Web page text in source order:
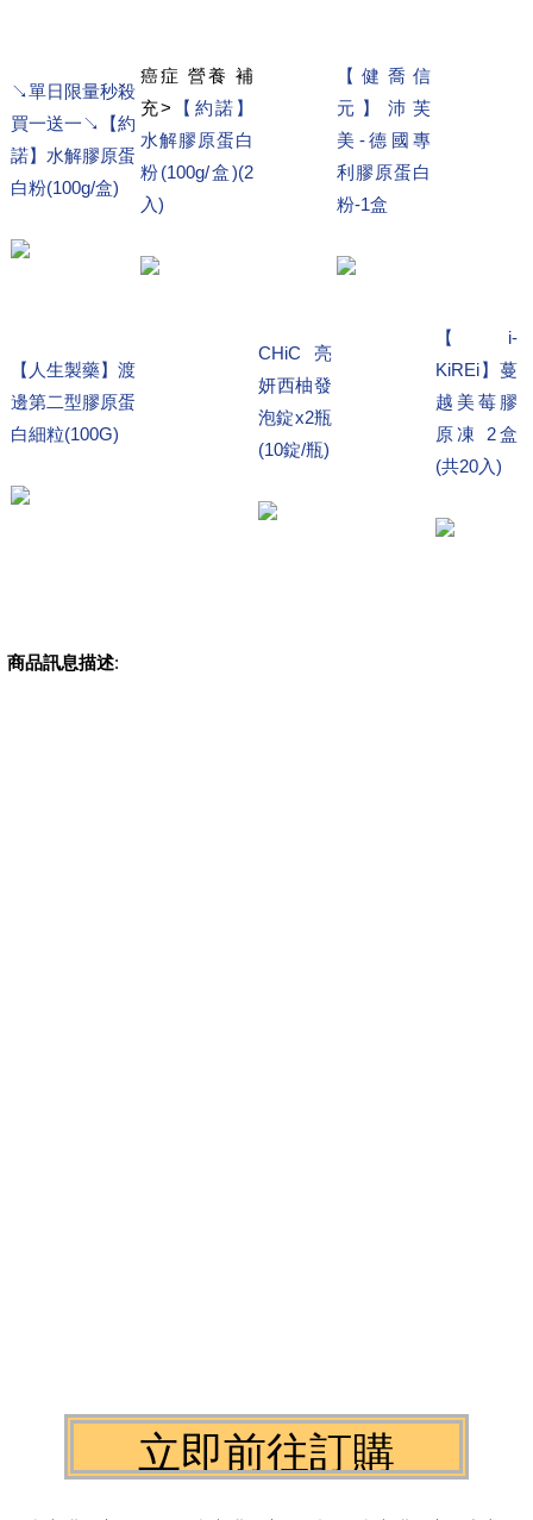
↘單日限量秒殺
買一送一↘【約
諾】水解膠原蛋
白粉(100g/盒)
癌症 營養 補
充> 【約諾】
水解膠原蛋白
粉(100g/盒)(2
入)
【健喬信
元】沛芙
美-德國專
利膠原蛋白
粉-1盒
【人生製藥】渡
邊第二型膠原蛋
白細粒(100G)
CHiC 亮
妍西柚發
泡錠x2瓶
(10錠/瓶)
【 i-
KiREi】蔓
越美莓膠
原凍 2盒
(共20入)
商品訊息描述: